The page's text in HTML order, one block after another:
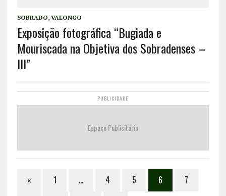
SOBRADO, VALONGO
Exposição fotográfica “Bugiada e
Mouriscada na Objetiva dos Sobradenses –
III”
PUBLICIDADE
Espaço Publicitário
« 1 … 4 5 6
7